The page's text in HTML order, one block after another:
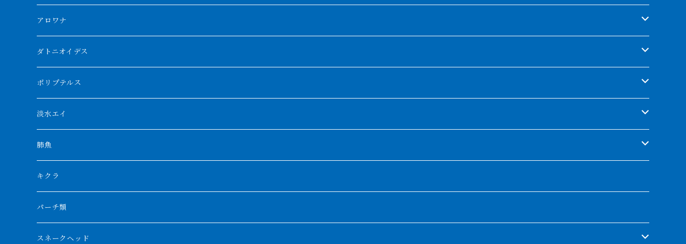
アロワナ
クンパイ
アブソリュートレッド
AGUS スーパーレッドF4
特殊アロワナ
厳選 過背金龍
フルゴールデンクロスバック
ブルーベースクロスバック
BILLY-KENオリジナルブランド紅龍
チョッパーレッド
その他アジアアロワナ
ダトニオイデス
シャムタイガー
特殊ダトニオ
ダトニオプラスワン
リアルバンド
フォークバンド
フォーバータイガー
メニーバータイガー
ニューギニアダトニオ
ポリプテルス
モンスターポリプ
特殊ポリプ
プラチナ個体
ショート個体
ハイブリッドポリプ
エンドリケリー
ギニア
ナイルビチャー
淡水エイ
シナガワダイヤ
ダイヤモンドポルカ
クロコダイル
その他淡水エイ
肺魚
ネオケラ
その他肺魚
キクラ
パーチ類
スネークヘッド